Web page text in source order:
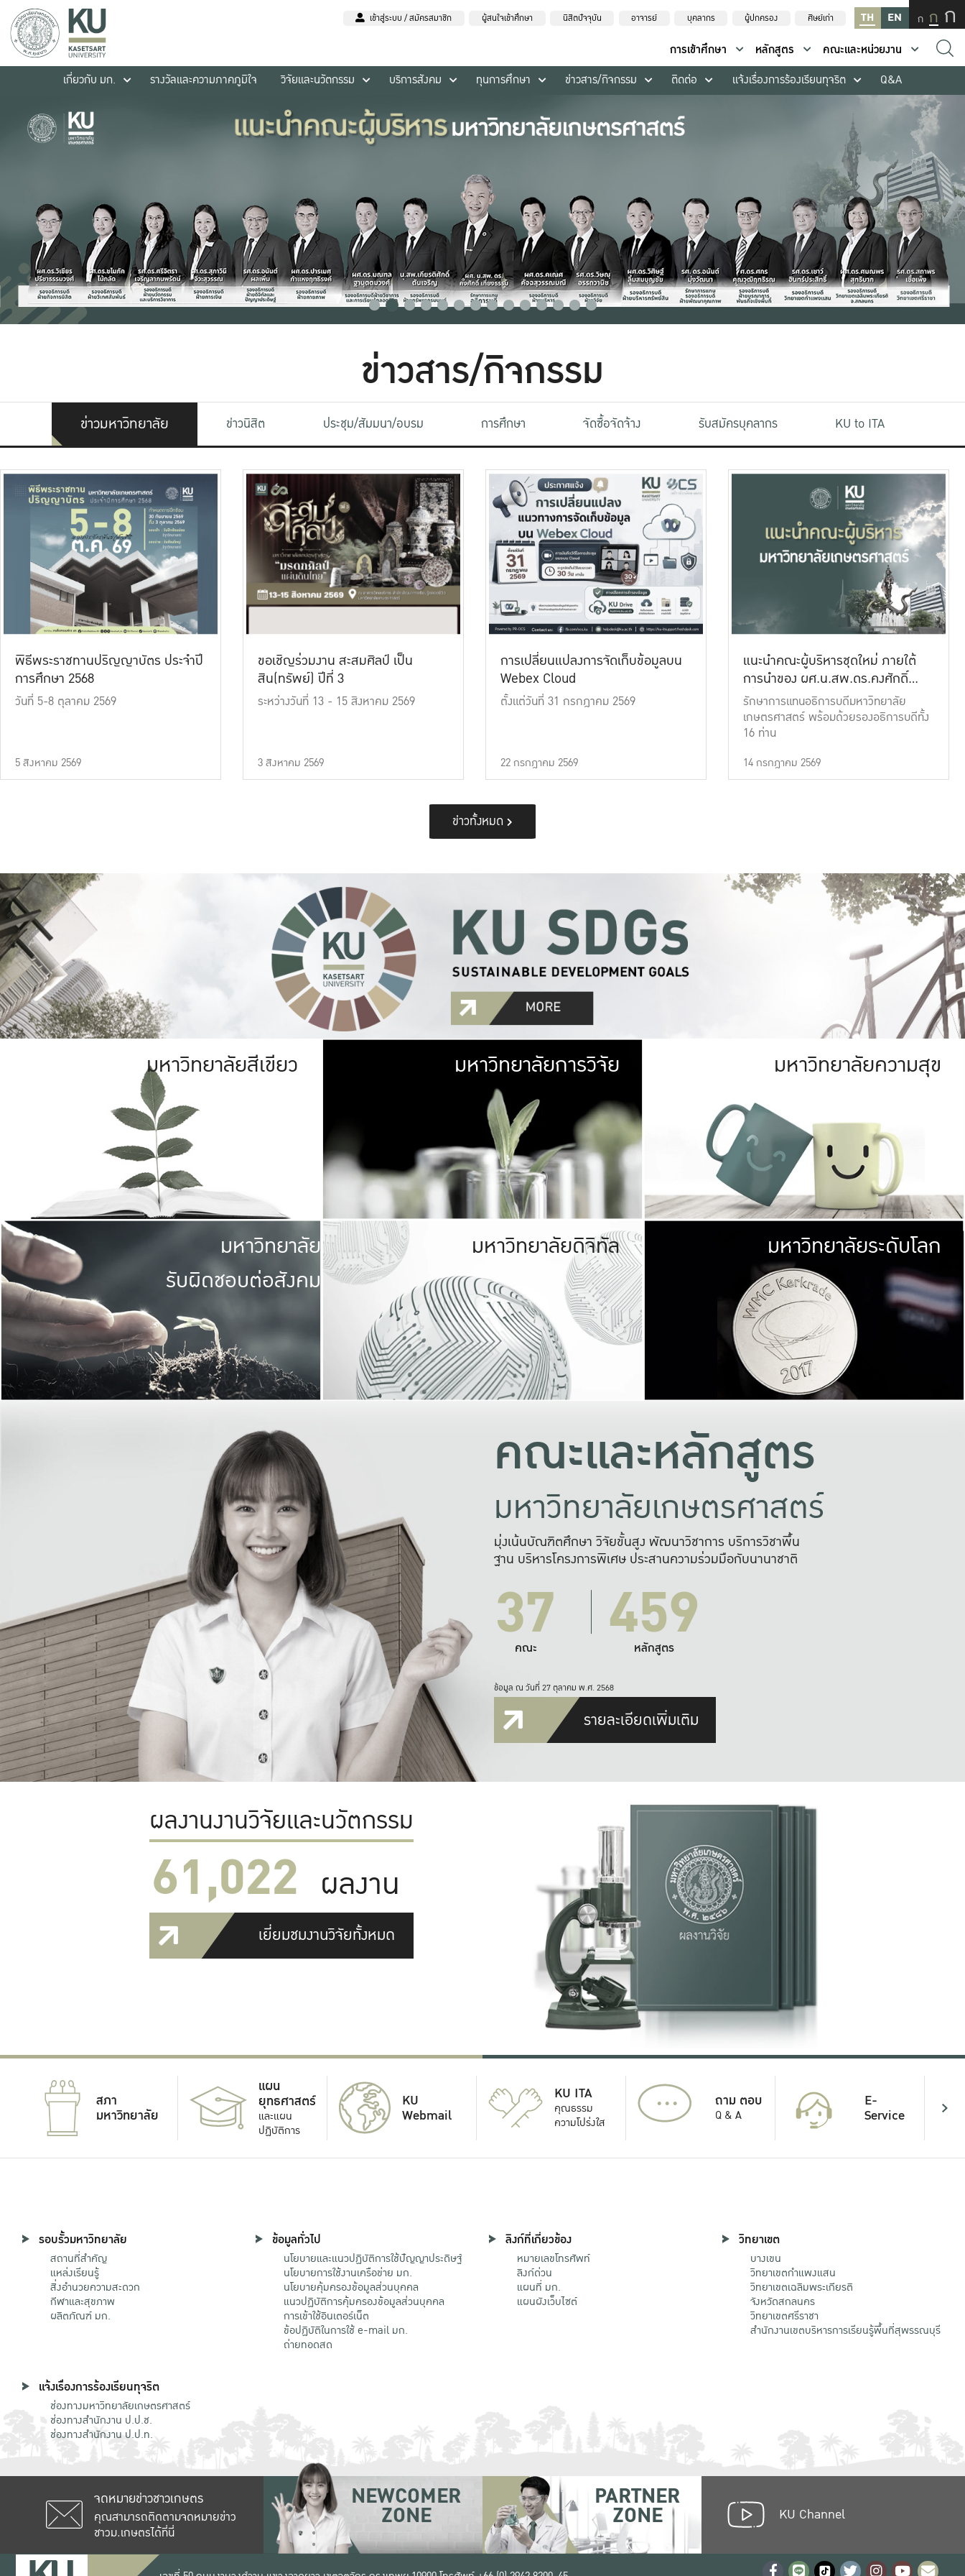
เข้าสู่ระบบ / สมัครสมาชิก ผู้สนใจเข้าศึกษา นิสิตปัจจุบัน อาจารย์ บุคลากร ผู้ปกครอง ศิษย์เก่า TH EN ก ก ก
การเข้าศึกษา หลักสูตร
คณะและหน่วยงาน
เกี่ยวกับ มก.
รางวัลและความภาคภูมิใจ วิจัยและนวัตกรรม บริการสังคม ทุนการศึกษา ข่าวสาร/กิจกรรม ติดต่อ แจ้งเรื่องการร้องเรียนทุจริต Q&A
ข่าวสาร/กิจกรรม
ข่าวมหาวิทยาลัย ข่าวนิสิต ประชุม/สัมมนา/อบรม การศึกษา จัดซื้อจัดจ้าง รับสมัครบุคลากร KU to ITA
พิธีพระราชทานปริญญาบัตร ประจำปี
การศึกษา 2568
วันที่ 5-8 ตุลาคม 2569
5 สิงหาคม 2569
ขอเชิญร่วมงาน สะสมศิลป์ เป็น
สิน(ทรัพย์) ปีที่ 3
ระหว่างวันที่ 13 - 15 สิงหาคม 2569
3 สิงหาคม 2569
การเปลี่ยนแปลงการจัดเก็บข้อมูลบน
Webex Cloud
ตั้งแต่วันที่ 31 กรกฎาคม 2569
22 กรกฎาคม 2569
แนะนำคณะผู้บริหารชุดใหม่ ภายใต้
การนำของ ผศ.น.สพ.ดร.คงศักดิ์
เที่ยงธรรม
รักษาการแทนอธิการบดีมหาวิทยาลัย
เกษตรศาสตร์ พร้อมด้วยรองอธิการบดีทั้ง
16 ท่าน
14 กรกฎาคม 2569
ข่าวทั้งหมด
มหาวิทยาลัยสีเขียว มหาวิทยาลัย
เกษตรศาสตร์ มีพื้นที่เขียวสดใส หนาแน่น
เป็นป่าในเมือง (URBAN FOREST)
เกษตรในเมือง (URBAN AGRICULTURE)
ที่นับรวมกันได้ประมาณ 1,400 ไร่
มหาวิทยาลัยการวิจัย มหาวิทยาลัย
ให้กับประชาชน
มหาวิทยาลัยความสุข
มหาวิทยาลัย
รับผิดชอบต่อสังคม
มหาวิทยาลัยรับผิดชอบต่อสังคม
ร่วมมือกับชุมชน เพื่อความกินดีอยู่ดี
และความสุขอย่างยั่งยืน
มองปัญหาในภาพกว้าง
แก้ไขจากปัญหาจุดเล็กๆ
มหาวิทยาลัยดิจิทัล มหาวิทยา
พร้อมที่จ
และผลักดันในการใช้ระบบส
เพื่อการทำงานแ
มหาวิทยาลัยระดับโลก
คณะและหลักสูตร
มหาวิทยาลัยเกษตรศาสตร์
มุ่งเน้นบัณฑิตศึกษา วิจัยขั้นสูง พัฒนาวิชาการ บริการวิชาพื้น
ฐาน บริหารโครงการพิเศษ ประสานความร่วมมือกับนานาชาติ
37
คณะ 459
หลักสูตร
ข้อมูล ณ วันที่ 27 ตุลาคม พ.ศ. 2568
รายละเอียดเพิ่มเติม
ผลงานงานวิจัยและนวัตกรรม
61,022 ผลงาน
เยี่ยมชมงานวิจัยทั้งหมด
สภา
มหาวิทยาลัย
แผน
ยุทธศาสตร์
และแผน
ปฏิบัติการ
KU
Webmail
KU ITA
คุณธรรม
ความโปร่งใส
... ถาม ตอบ
Q & A
E-
Service
รอบรั้วมหาวิทยาลัย
สถานที่สำคัญ
แหล่งเรียนรู้
สิ่งอำนวยความสะดวก
กีฬาและสุขภาพ
ผลิตภัณฑ์ มก.
ข้อมูลทั่วไป
นโยบายและแนวปฏิบัติการใช้ปัญญาประดิษฐ์
นโยบายการใช้งานเครือข่าย มก.
นโยบายคุ้มครองข้อมูลส่วนบุคคล
แนวปฏิบัติการคุ้มครองข้อมูลส่วนบุคคล
การเข้าใช้อินเตอร์เน็ต
ข้อปฏิบัติในการใช้ e-mail มก.
ถ่ายทอดสด
ลิงก์ที่เกี่ยวข้อง
หมายเลขโทรศัพท์
ลิงก์ด่วน
แผนที่ มก.
แผนผังเว็บไซต์
วิทยาเขต
บางเขน
วิทยาเขตกําแพงแสน
วิทยาเขตเฉลิมพระเกียรติ
จังหวัดสกลนคร
วิทยาเขตศรีราชา
สำนักงานเขตบริหารการเรียนรู้พื้นที่สุพรรณบุรี
แจ้งเรื่องการร้องเรียนทุจริต
ช่องทางมหาวิทยาลัยเกษตรศาสตร์
ช่องทางสำนักงาน ป.ป.ช.
ช่องทางสำนักงาน ป.ป.ท.
จดหมายข่าวชาวเกษตร
คุณสามารถติดตามจดหมายข่าว
ชาวม.เกษตรได้ที่นี่
NEWCOMER
ZONE
PARTNER
ZONE KU Channel